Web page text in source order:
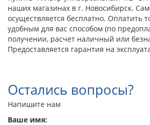
наших магазинах в г. Новосибирск.
осуществляется бесплатно. Оплатить
удобным для вас способом (по
получении, расчет наличный или
Предоставляется гарантия на
Остались вопросы?
Напишите нам
Ваше имя: